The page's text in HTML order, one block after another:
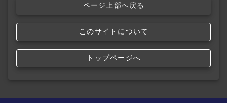
ページ上部へ戻る
このサイトについて
トップページへ